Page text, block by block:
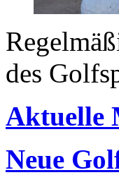
des
Aktuelle
Neue